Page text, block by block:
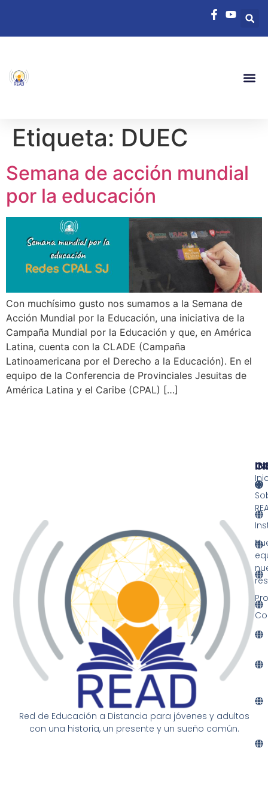
Etiqueta: DUEC
Semana de acción mundial
por la educación
Con muchísimo gusto nos sumamos a la Semana de
Acción Mundial por la Educación, una iniciativa de la
Campaña Mundial por la Educación y que, en América
Latina, cuenta con la CLADE (Campaña
Latinoamericana por el Derecho a la Educación). En el
equipo de la Conferencia de Provinciales Jesuitas de
América Latina y el Caribe (CPAL) […]
Red de Educación a Distancia para jóvenes y adultos
con una historia, un presente y un sueño común.